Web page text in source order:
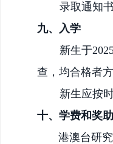
录取通知
九、入学
新生于202
查，均合格者
新生应按
十、 学费和奖
港澳台研